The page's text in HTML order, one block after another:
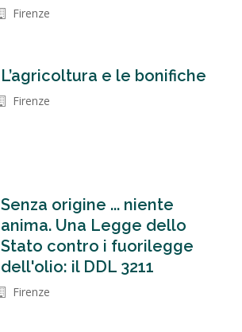
Firenze
L’agricoltura e le bonifiche
Firenze
Senza origine ... niente
anima. Una Legge dello
Stato contro i fuorilegge
dell'olio: il DDL 3211
Firenze